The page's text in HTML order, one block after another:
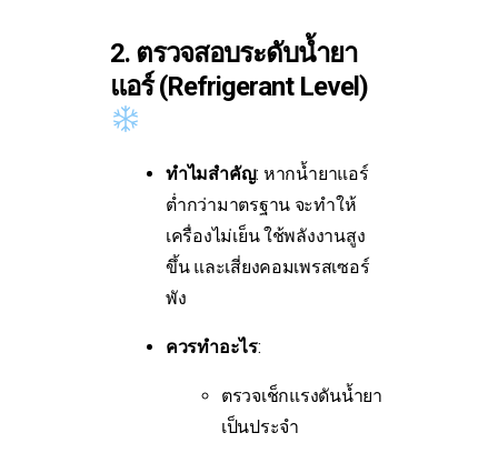
2. ตรวจสอบระดับน้ำยา
แอร์ (Refrigerant Level)
ทำไมสำคัญ: หากน้ำยาแอร์
ต่ำกว่ามาตรฐาน จะทำให้
เครื่องไม่เย็น ใช้พลังงานสูง
ขึ้น และเสี่ยงคอมเพรสเซอร์
พัง
ควรทำอะไร:
ตรวจเช็กแรงดันน้ำยา
เป็นประจำ